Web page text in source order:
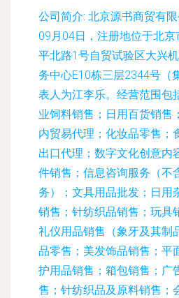
公司简介: 北京源书商贸有
09月04日，注册地位于北
平北路1号自贸试验区大兴
务中心E10栋三层2344号（
表人为江李乐。经营范围包
业饲料销售；日用百货销售
内贸易代理；化妆品零售；
出口代理；数字文化创意内
件销售；信息咨询服务（不
务）；文具用品批发；日用
销售；针纺织品销售；玩具
礼仪用品销售（象牙及其制
品零售；美发饰品销售；平
护用品销售；箱包销售；广
售；针纺织品及原料销售；